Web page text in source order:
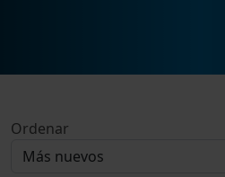
Ordenar